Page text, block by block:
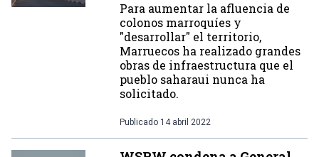
Para aumentar la afluencia de
colonos marroquíes y
"desarrollar" el territorio,
Marruecos ha realizado grandes
obras de infraestructura que el
pueblo saharaui nunca ha
solicitado.
Publicado 14 abril 2022